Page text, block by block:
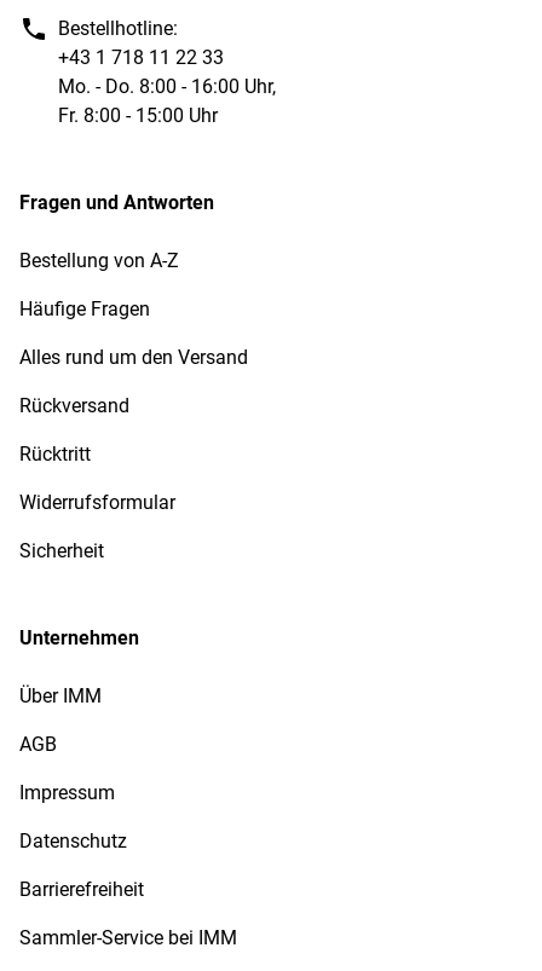
Bestellhotline:
+43 1 718 11 22 33
Mo. - Do. 8:00 - 16:00 Uhr,
Fr. 8:00 - 15:00 Uhr
Fragen und Antworten
Bestellung von A-Z
Häufige Fragen
Alles rund um den Versand
Rückversand
Rücktritt
Widerrufsformular
Sicherheit
Unternehmen
Über IMM
AGB
Impressum
Datenschutz
Barrierefreiheit
Sammler-Service bei IMM